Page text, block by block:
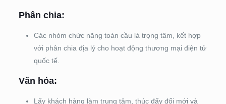
Phân chia:
Các nhóm chức năng toàn cầu là trọng tâm, kết hợp
với phân chia địa lý cho hoạt động thương mại điện tử
quốc tế.
Văn hóa:
Lấy khách hàng làm trung tâm, thúc đẩy đổi mới và